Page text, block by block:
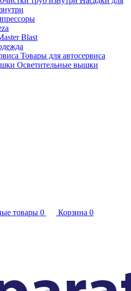
Blast
Товары для автосервиса
Осветительные вышки
товары 0 Корзина 0